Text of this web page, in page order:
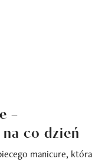
–
co dzień
manicure, która